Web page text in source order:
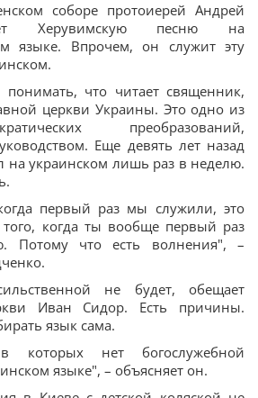
соборе протоиерей Андрей
Херувимскую песню на
языке. Впрочем, он служит эту
что читает священник,
церкви Украины. Это одно из
преобразований,
Еще девять лет назад
на украинском лишь раз в неделю.
первый раз мы служили, это
когда ты вообще первый раз
Потому что есть волнения", –
не будет, обещает
Иван Сидор. Есть причины.
язык сама.
которых нет богослужебной
языке", – объясняет он.